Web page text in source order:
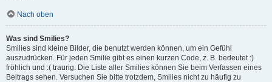
Nach oben
Was sind Smilies?
Smilies sind kleine Bilder, die benutzt werden können, um ein Gefühl
auszudrücken. Für jeden Smilie gibt es einen kurzen Code, z. B. bedeutet :)
fröhlich und :( traurig. Die Liste aller Smilies können Sie beim Verfassen eines
Beitrags sehen. Versuchen Sie bitte trotzdem, Smilies nicht zu häufig zu